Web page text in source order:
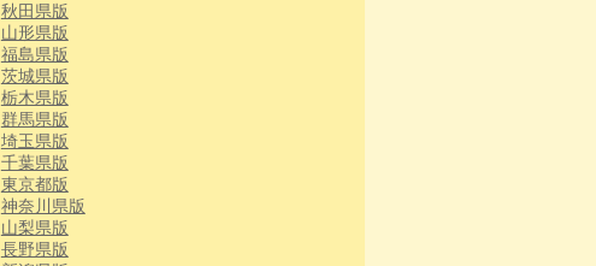
秋田県版
山形県版
福島県版
茨城県版
栃木県版
群馬県版
埼玉県版
千葉県版
東京都版
神奈川県版
山梨県版
長野県版